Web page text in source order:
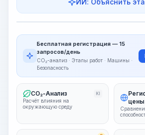
ИИ: Объяснить
Этапы работ
~15-30 Sek.
Бесплатная регистрация — 15
запросов/день
CO₂-анализ · Этапы работ · Машины ·
Безопасность
CO₂-Анализ KI
Расчёт влияния на
окружающую среду
цены